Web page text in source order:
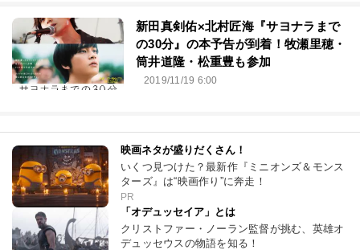
新田真剣佑×北村匠海『サヨナラまで
の30分』の本予告が到着！牧瀬里穂・
筒井道隆・松重豊も参加
2019/11/19 6:00
映画ネタが盛りだくさん！
いくつ見つけた？最新作『ミニオンズ＆モンス
ターズ』は“映画作り”に奔走！
PR
「オデュッセイア」とは
クリストファー・ノーラン監督が挑む、英雄オ
デュッセウスの物語を知る！